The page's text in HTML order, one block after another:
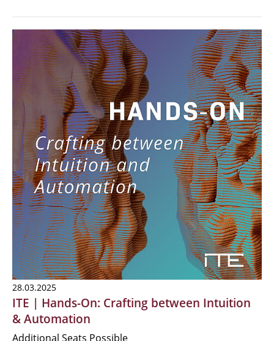
28.03.2025
ITE | Hands-On: Crafting between Intuition
& Automation
Additional Seats Possible